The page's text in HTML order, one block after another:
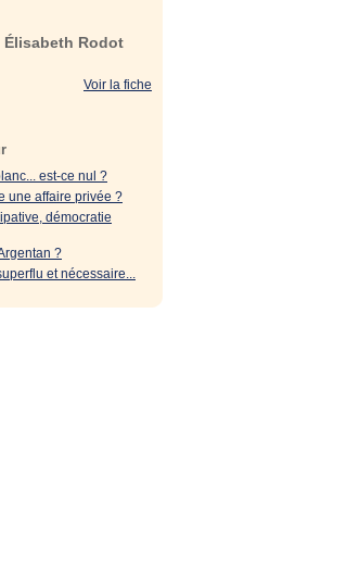
Élisabeth Rodot
Voir la fiche
est-ce nul ?
une affaire privée ?
démocratie
?
et nécessaire...